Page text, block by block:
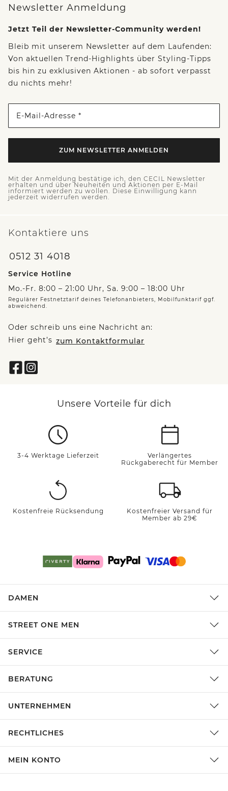
Newsletter Anmeldung
Jetzt Teil der Newsletter-Community werden!
Bleib mit unserem Newsletter auf dem Laufenden:
Von aktuellen Trend-Highlights über Styling-Tipps
bis hin zu exklusiven Aktionen - ab sofort verpasst
du nichts mehr!
E-Mail-Adresse *
ZUM NEWSLETTER ANMELDEN
Mit der Anmeldung bestätige ich, den CECIL Newsletter
erhalten und über Neuheiten und Aktionen per E-Mail
informiert werden zu wollen. Diese Einwilligung kann
jederzeit widerrufen werden.
Kontaktiere uns
0512 31 4018
Service Hotline
Mo.-Fr. 8:00 – 21:00 Uhr, Sa. 9:00 – 18:00 Uhr
Regulärer Festnetztarif deines Telefonanbieters, Mobilfunktarif ggf.
abweichend.
Oder schreib uns eine Nachricht an:
Hier geht’s zum Kontaktformular
Unsere Vorteile für dich
3-4 Werktage Lieferzeit
Verlängertes
Rückgaberecht für Member
Kostenfreie Rücksendung
Kostenfreier Versand für
Member ab 29€
DAMEN
STREET ONE MEN
SERVICE
BERATUNG
UNTERNEHMEN
RECHTLICHES
MEIN KONTO